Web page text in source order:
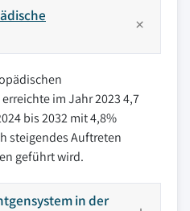
im Jahr 2023 4,7
bis 2032 mit 4,8%
steigendes Auftreten
geführt wird.
in der